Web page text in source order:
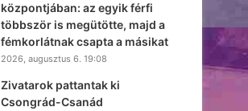
központjában: az egyik férfi
többször is megütötte, majd a
fémkorlátnak csapta a másikat
2026, augusztus 6. 19:08
Zivatarok pattantak ki
Csongrád-Csanád